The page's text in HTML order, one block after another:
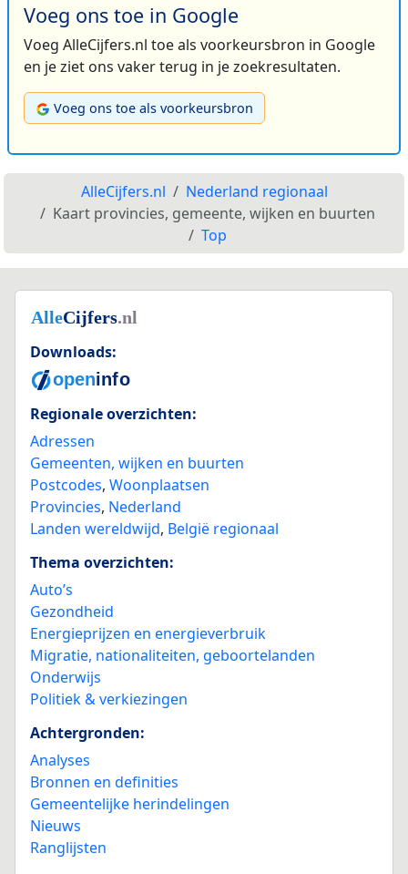
Voeg ons toe in Google
Voeg AlleCijfers.nl toe als voorkeursbron in Google
en je ziet ons vaker terug in je zoekresultaten.
Voeg ons toe als voorkeursbron
AlleCijfers.nl
Nederland regionaal
Kaart provincies, gemeente, wijken en buurten
Top
Downloads:
Regionale overzichten:
Adressen
Gemeenten, wijken en buurten
Postcodes, Woonplaatsen
Provincies, Nederland
Landen wereldwijd, België regionaal
Thema overzichten:
Auto’s
Gezondheid
Energieprijzen en energieverbruik
Migratie, nationaliteiten, geboortelanden
Onderwijs
Politiek & verkiezingen
Achtergronden:
Analyses
Bronnen en definities
Gemeentelijke herindelingen
Nieuws
Ranglijsten